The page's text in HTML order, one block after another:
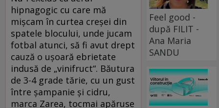
hipnagogic cu care mă
mişcam în curtea creşei din
spatele blocului, unde jucam
fotbal atunci, să fi avut drept
cauză o uşoară ebrietate
indusă de „vinifruct“. Băutura
de 3-4 grade tărie, cu un gust
între şampanie şi cidru,
marca Zarea, tocmai apăruse
Feel good -
după FILIT -
Ana Maria
SANDU